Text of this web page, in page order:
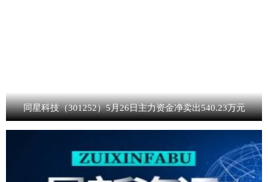
同星科技（301252）5月26日主力资金净卖出540.23万元